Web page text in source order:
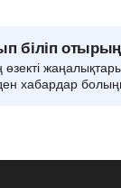
біліп
хабардар